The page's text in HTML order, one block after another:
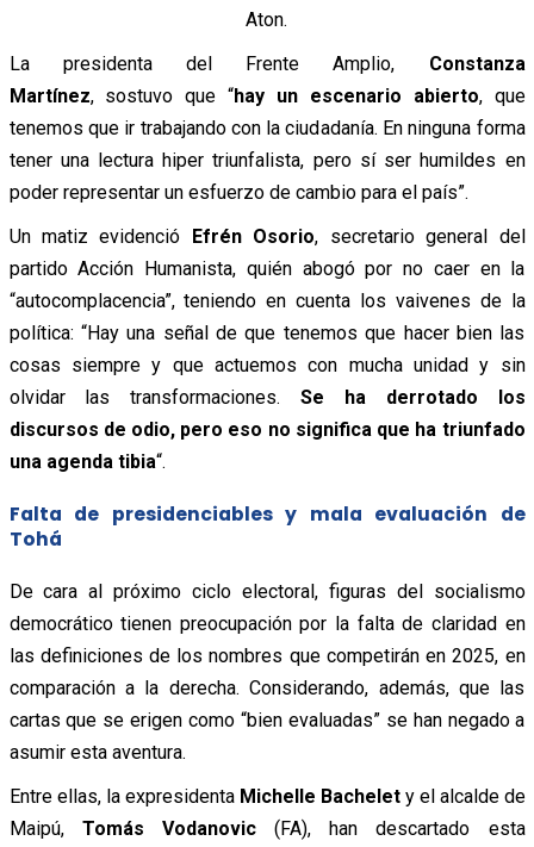
Aton.
La presidenta del Frente Amplio, Constanza
Martínez, sostuvo que “hay un escenario abierto, que
tenemos que ir trabajando con la ciudadanía. En ninguna forma
tener una lectura hiper triunfalista, pero sí ser humildes en
poder representar un esfuerzo de cambio para el país”.
Un matiz evidenció Efrén Osorio, secretario general del
partido Acción Humanista, quién abogó por no caer en la
“autocomplacencia”, teniendo en cuenta los vaivenes de la
política: “Hay una señal de que tenemos que hacer bien las
cosas siempre y que actuemos con mucha unidad y sin
olvidar las transformaciones. Se ha derrotado los
discursos de odio, pero eso no significa que ha triunfado
una agenda tibia“.
Falta de presidenciables y mala evaluación de
Tohá
De cara al próximo ciclo electoral, figuras del socialismo
democrático tienen preocupación por la falta de claridad en
las definiciones de los nombres que competirán en 2025, en
comparación a la derecha. Considerando, además, que las
cartas que se erigen como “bien evaluadas” se han negado a
asumir esta aventura.
Entre ellas, la expresidenta Michelle Bachelety el alcalde de
Maipú, Tomás Vodanovic(FA), han descartado esta